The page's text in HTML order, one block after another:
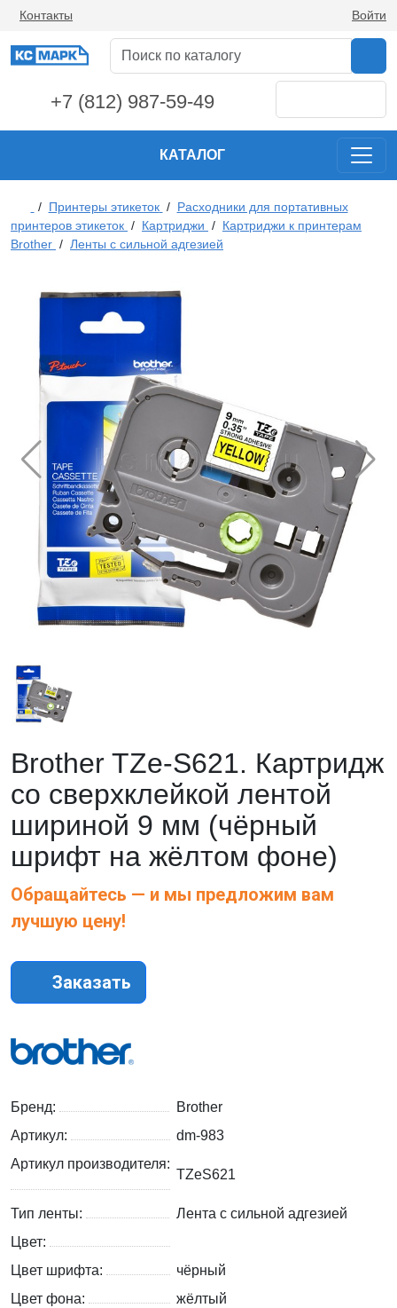
Контакты Войти
+7 (812) 987-59-49
КАТАЛОГ
/ Принтеры этикеток / Расходники для портативных
принтеров этикеток / Картриджи / Картриджи к принтерам
Brother / Ленты с сильной адгезией
Brother TZe-S621. Картридж
со сверхклейкой лентой
шириной 9 мм (чёрный
шрифт на жёлтом фоне)
Обращайтесь — и мы предложим вам
лучшую цену!
Заказать
Бренд:
Brother
Артикул:
dm-983
Артикул производителя:
TZeS621
Тип ленты:
Лента с сильной адгезией
Цвет:
Цвет шрифта:
чёрный
Цвет фона:
жёлтый